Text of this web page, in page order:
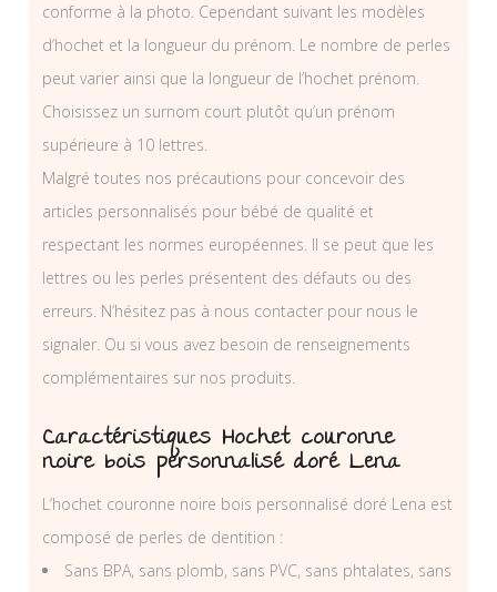
conforme à la photo. Cependant suivant les modèles
d’hochet et la longueur du prénom. Le nombre de perles
peut varier ainsi que la longueur de l’hochet prénom.
Choisissez un surnom court plutôt qu’un prénom
supérieure à 10 lettres.
Malgré toutes nos précautions pour concevoir des
articles personnalisés pour bébé de qualité et
respectant les normes européennes. Il se peut que les
lettres ou les perles présentent des défauts ou des
erreurs. N’hésitez pas à nous contacter pour nous le
signaler. Ou si vous avez besoin de renseignements
complémentaires sur nos produits.
Caractéristiques Hochet couronne
noire bois personnalisé doré Lena
L’hochet couronne noire bois personnalisé doré Lena est
composé de perles de dentition :
Sans BPA, sans plomb, sans PVC, sans phtalates, sans